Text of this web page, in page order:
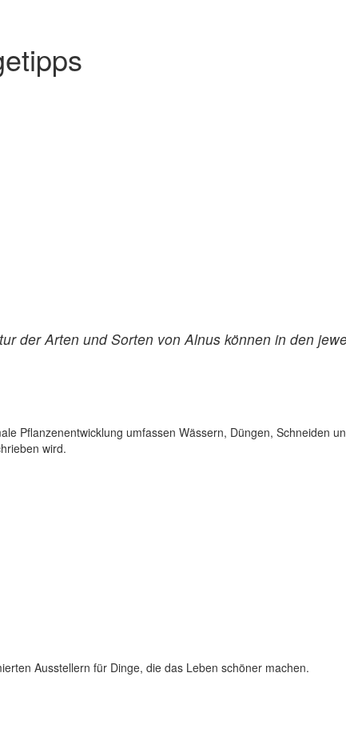
der Arten und Sorten von Alnus können in den
Pflanzenentwicklung umfassen Wässern, Düngen, Schneiden
wird.
Ausstellern für Dinge, die das Leben schöner machen.